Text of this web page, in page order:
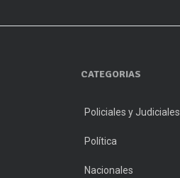
CATEGORIAS
Policiales y Judiciales
Política
Nacionales